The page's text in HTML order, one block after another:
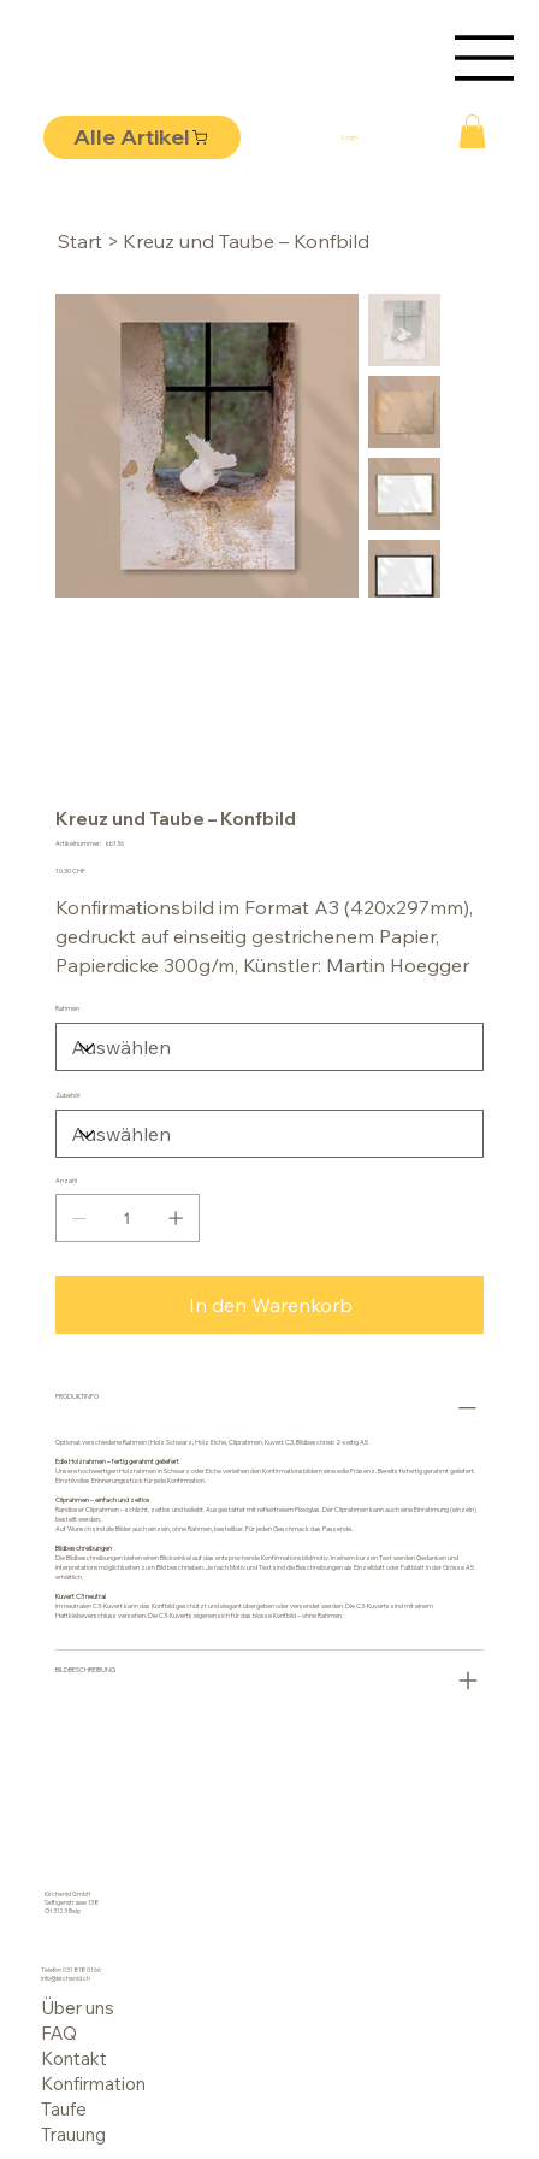
Alle Artikel Login
Start > Kreuz und Taube – Konfbild
Kreuz und Taube – Konfbild
Artikelnummer:
Artikelnummer:
kb136
Preis
10,30 CHF
Konfirmationsbild im Format A3 (420x297mm),
gedruckt auf einseitig gestrichenem Papier,
Papierdicke 300g/m, Künstler: Martin Hoegger
Rahmen
Zubehör
Anzahl
In den Warenkorb
PRODUKTINFO
Optional: verschiedene Rahmen (Holz Schwarz, Holz Eiche, Cliprahmen, Kuvert C3, Bildbeschrieb 2-seitig A5
Edle Holzrahmen – fertig gerahmt geliefert
Unsere hochwertigen Holzrahmen in Schwarz oder Eiche verleihen den Konfirmationsbildern eine edle Präsenz. Bereits fixfertig gerahmt geliefert.
Ein stilvolles Erinnerungsstück für jede Konfirmation.
Cliprahmen – einfach und zeitlos
Randloser Cliprahmen – schlicht, zeitlos und beliebt. Ausgestattet mit reflexfreiem Plexiglas. Der Cliprahmen kann auch eine Einrahmung (einzeln)
bestellt werden.
Auf Wunsch sind die Bilder auch einzeln, ohne Rahmen, bestellbar. Für jeden Geschmack das Passende.
Bildbeschreibungen
Die Bildbeschreibungen bieten einen Blickwinkel auf das entsprechende Konfirmationsbildmotiv. In einem kurzen Text werden Gedanken und
Interpretationsmöglichkeiten zum Bild beschrieben. Je nach Motiv und Text sind die Beschreibungen als Einzelblatt oder Faltblatt in der Grösse A5
erhältlich.
Kuvert C3 neutral
Im neutralen C3-Kuvert kann das Konfbild geschützt und elegant übergeben oder versendet werden. Die C3-Kuverts sind mit einem
Haftklebeverschluss versehen. Die C3-Kuverts eigenen sich für das blosse Konfbild – ohne Rahmen.
BILDBESCHREIBUNG
Kirchenid GmbH
Seftigenstrasse 138
CH 3123 Belp
Telefon031 818 01 66
info@kirchenid.ch
Über uns
FAQ
Kontakt
Konfirmation
Taufe
Trauung